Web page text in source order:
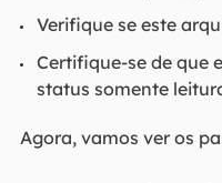
Verifique se este
Certifique-se de que
status somente
Agora, vamos ver os